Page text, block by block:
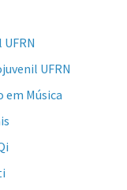
UFRN
em Música